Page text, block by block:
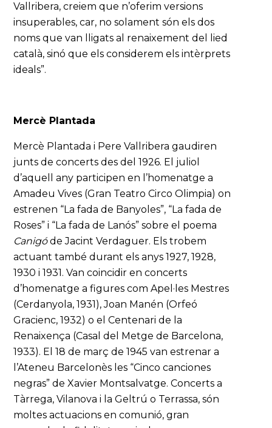
Vallribera, creiem que n’oferim versions
insuperables, car, no solament són els dos
noms que van lligats al renaixement del lied
català, sinó que els considerem els intèrprets
ideals”.
Mercè Plantada
Mercè Plantada i Pere Vallribera gaudiren
junts de concerts des del 1926. El juliol
d’aquell any participen en l’homenatge a
Amadeu Vives (Gran Teatro Circo Olimpia) on
estrenen “La fada de Banyoles”, “La fada de
Roses” i “La fada de Lanós” sobre el poema
Canigóde Jacint Verdaguer. Els trobem
actuant també durant els anys 1927, 1928,
1930 i 1931. Van coincidir en concerts
d’homenatge a figures com Apel·les Mestres
(Cerdanyola, 1931), Joan Manén (Orfeó
Gracienc, 1932) o el Centenari de la
Renaixença (Casal del Metge de Barcelona,
1933). El 18 de març de 1945 van estrenar a
l’Ateneu Barcelonès les “Cinco canciones
negras” de Xavier Montsalvatge. Concerts a
Tàrrega, Vilanova i la Geltrú o Terrassa, són
moltes actuacions en comunió, gran